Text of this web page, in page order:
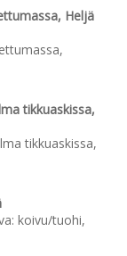
Heljä
tikkuaskissa,
tikkuaskissa,
koivu/tuohi,